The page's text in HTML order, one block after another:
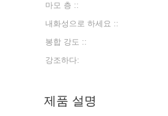
마모 층 ::
내화성으로 하세요 ::
봉합 강도 ::
강조하다:
제품 설명